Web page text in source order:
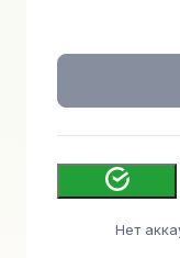
Нет